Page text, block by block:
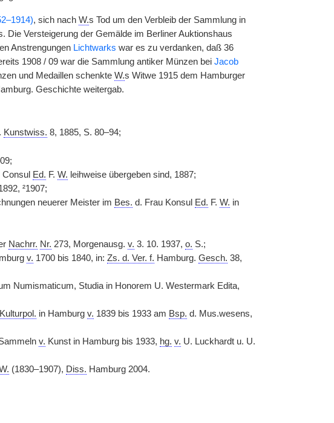
, sich nach W.s Tod um den Verbleib der Sammlung in
Die Versteigerung der Gemälde im Berliner Auktionshaus
Anstrengungen Lichtwarks war es zu verdanken, daß 36
1908 / 09 war die Sammlung antiker Münzen bei Jacob
und Medaillen schenkte W.s Witwe 1915 dem Hamburger
Geschichte weitergab.
Kunstwiss. 8, 1885, S. 80–94;
Consul Ed. F. W. leihweise übergeben sind, 1887;
²1907;
neuerer Meister im Bes. d. Frau Konsul Ed. F. W. in
Nachrr. Nr. 273, Morgenausg. v. 3. 10. 1937, o. S.;
v. 1700 bis 1840, in: Zs. d. Ver. f. Hamburg. Gesch. 38,
Numismaticum, Studia in Honorem U. Westermark Edita,
Kulturpol. in Hamburg v. 1839 bis 1933 am Bsp. d. Mus.wesens,
v. Kunst in Hamburg bis 1933, hg. v. U. Luckhardt u. U.
(1830–1907), Diss. Hamburg 2004.